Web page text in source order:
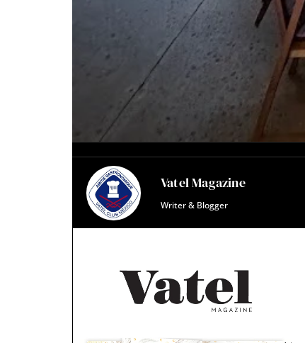
Vatel Magazine
Writer & Blogger